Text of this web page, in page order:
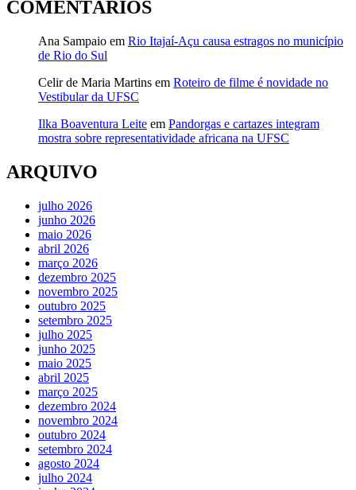
COMENTÁRIOS
Ana Sampaio em Rio Itajaí-Açu causa estragos no município
de Rio do Sul
Celir de Maria Martins em Roteiro de filme é novidade no
Vestibular da UFSC
Ilka Boaventura Leite em Pandorgas e cartazes integram
mostra sobre representatividade africana na UFSC
ARQUIVO
julho 2026
junho 2026
maio 2026
abril 2026
março 2026
dezembro 2025
novembro 2025
outubro 2025
setembro 2025
julho 2025
junho 2025
maio 2025
abril 2025
março 2025
dezembro 2024
novembro 2024
outubro 2024
setembro 2024
agosto 2024
julho 2024